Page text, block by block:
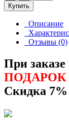
Купить
Описание
Отзывы (0)
При
ПОДАРОК
Скидка 7%